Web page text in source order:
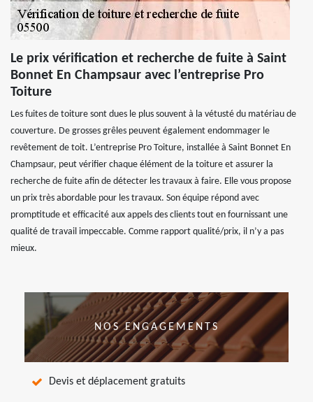
Le prix vérification et recherche de fuite à Saint
Bonnet En Champsaur avec l’entreprise Pro
Toiture
Les fuites de toiture sont dues le plus souvent à la vétusté du matériau de
couverture. De grosses grêles peuvent également endommager le
revêtement de toit. L’entreprise Pro Toiture, installée à Saint Bonnet En
Champsaur, peut vérifier chaque élément de la toiture et assurer la
recherche de fuite afin de détecter les travaux à faire. Elle vous propose
un prix très abordable pour les travaux. Son équipe répond avec
promptitude et efficacité aux appels des clients tout en fournissant une
qualité de travail impeccable. Comme rapport qualité/prix, il n’y a pas
mieux.
NOS ENGAGEMENTS
Devis et déplacement gratuits